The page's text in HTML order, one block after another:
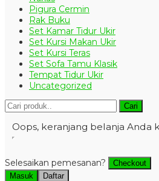
Pigura Cermin
Rak Buku
Set Kamar Tidur Ukir
Set Kursi Makan Ukir
Set Kursi Teras
Set Sofa Tamu Klasik
Tempat Tidur Ukir
Uncategorized
Cari
Oops, keranjang belanja Anda
Selesaikan pemesanan?
Checkout
Masuk
Daftar